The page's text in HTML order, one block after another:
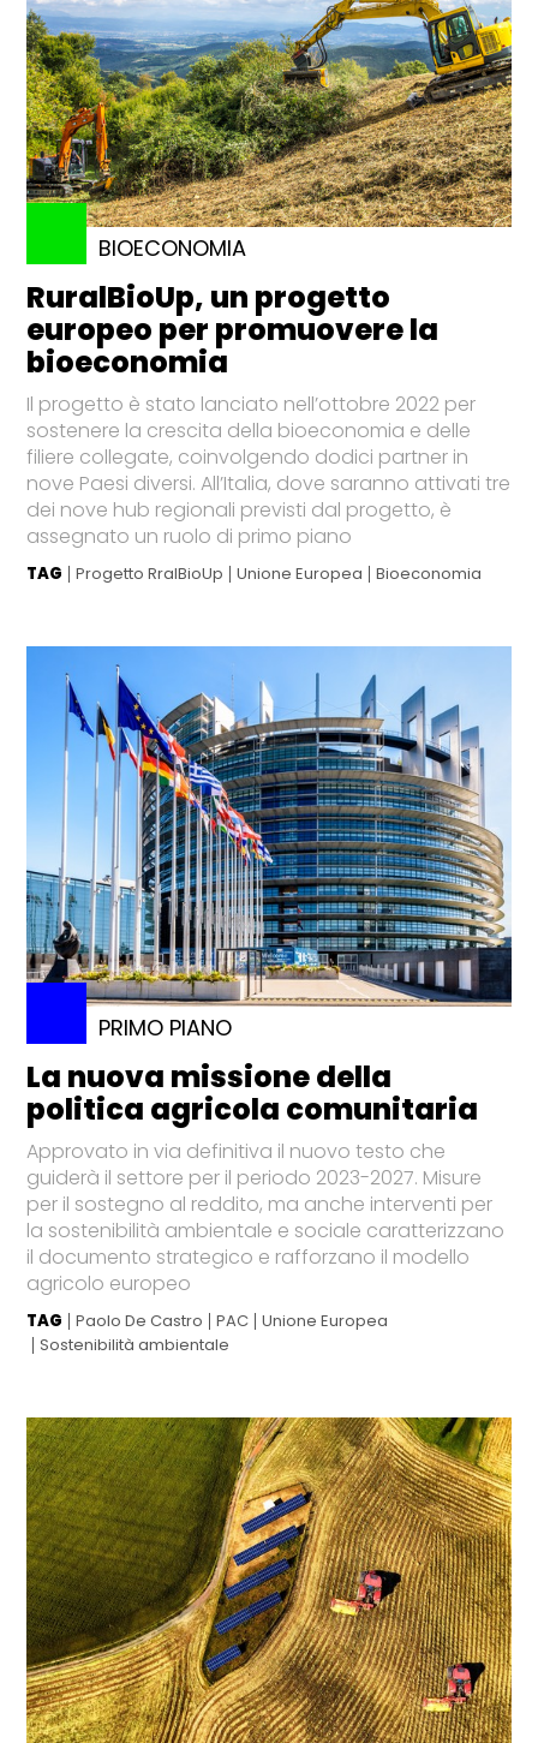
BIOECONOMIA
RuralBioUp, un progetto
europeo per promuovere la
bioeconomia
Il progetto è stato lanciato nell’ottobre 2022 per
sostenere la crescita della bioeconomia e delle
filiere collegate, coinvolgendo dodici partner in
nove Paesi diversi. All’Italia, dove saranno attivati tre
dei nove hub regionali previsti dal progetto, è
assegnato un ruolo di primo piano
TAG Progetto RralBioUp Unione Europea Bioeconomia
PRIMO PIANO
La nuova missione della
politica agricola comunitaria
Approvato in via definitiva il nuovo testo che
guiderà il settore per il periodo 2023-2027. Misure
per il sostegno al reddito, ma anche interventi per
la sostenibilità ambientale e sociale caratterizzano
il documento strategico e rafforzano il modello
agricolo europeo
TAG Paolo De Castro PAC Unione Europea
Sostenibilità ambientale